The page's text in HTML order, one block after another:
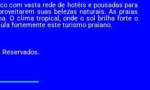
com vasta rede de hotéis e pousadas para
suas belezas naturais. As praias
O clima tropical, onde o sol brilha forte o
fortemente este turismo praiano.